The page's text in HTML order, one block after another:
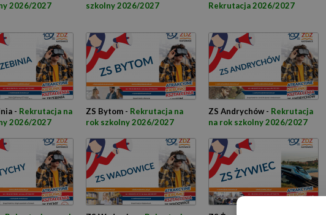
2026/2027
szkolny 2026/2027
Rekrutacja 2026/2027
- Rekrutacja na
2026/2027
ZS Bytom - Rekrutacja na
rok szkolny 2026/2027
ZS Andrychów - Rekrutacja
na rok szkolny 2026/2027